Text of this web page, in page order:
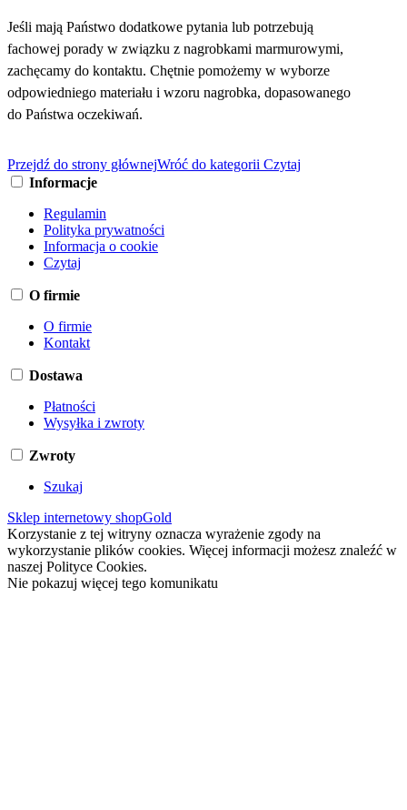
Jeśli mają Państwo dodatkowe pytania lub potrzebują
fachowej porady w związku z nagrobkami marmurowymi,
zachęcamy do kontaktu. Chętnie pomożemy w wyborze
odpowiedniego materiału i wzoru nagrobka, dopasowanego
do Państwa oczekiwań.
Przejdź do strony głównejWróć do kategorii Czytaj
Informacje
Regulamin
Polityka prywatności
Informacja o cookie
Czytaj
O firmie
O firmie
Kontakt
Dostawa
Płatności
Wysyłka i zwroty
Zwroty
Szukaj
Sklep internetowy shopGold
Korzystanie z tej witryny oznacza wyrażenie zgody na
wykorzystanie plików cookies. Więcej informacji możesz znaleźć w
naszej Polityce Cookies.
Nie pokazuj więcej tego komunikatu